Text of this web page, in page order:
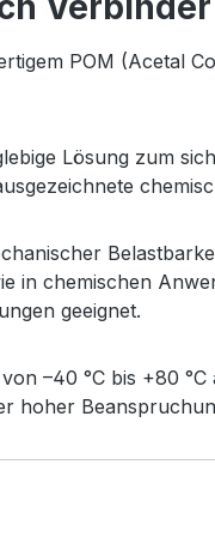
POM (Acetal
Lösung zum
in chemischen
geeignet.
–40 °C bis +80
hoher